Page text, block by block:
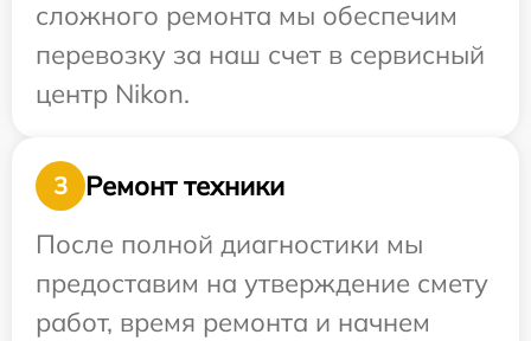
сложного ремонта мы обеспечим
перевозку за наш счет в сервисный
центр Nikon.
3
Ремонт техники
После полной диагностики мы
предоставим на утверждение смету
работ, время ремонта и начнем